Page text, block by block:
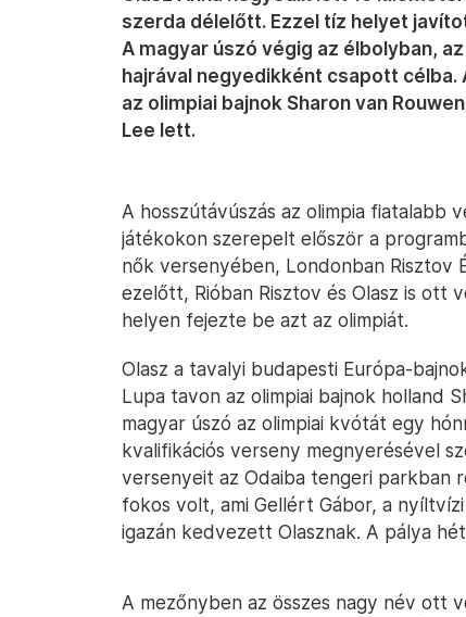
szerda délelőtt. Ezzel tíz helyet
A magyar úszó végig az élbolyban,
hajrával negyedikként csapott célba.
az olimpiai bajnok Sharon van
Lee lett.
A hosszútávúszás az olimpia fiatalabb
játékokon szerepelt először a
nők versenyében, Londonban Risztov
ezelőtt, Rióban Risztov és Olasz is ott
helyen fejezte be azt az olimpiát.
Olasz a tavalyi budapesti Európa-
Lupa tavon az olimpiai bajnok holland
magyar úszó az olimpiai kvótát egy
kvalifikációs verseny megnyerésével
versenyeit az Odaiba tengeri parkban
fokos volt, ami Gellért Gábor, a
igazán kedvezett Olasznak. A pálya
A mezőnyben az összes nagy név ott